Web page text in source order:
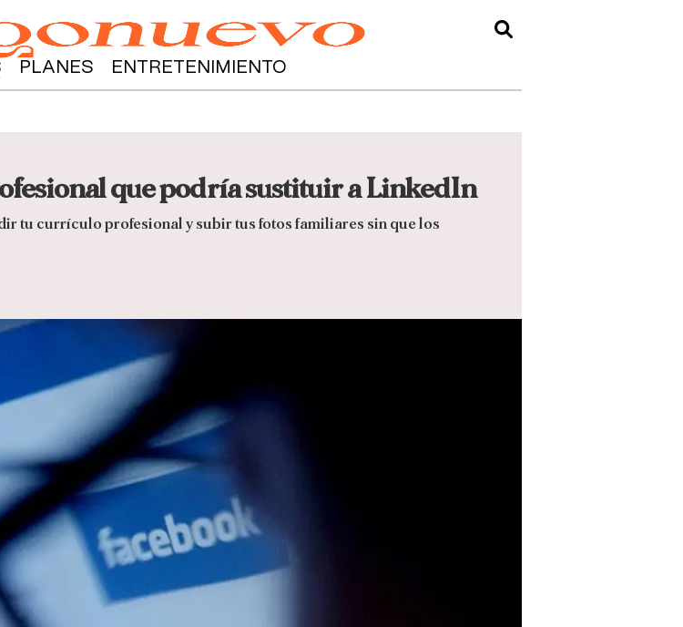
PLANES ENTRETENIMIENTO
que podría sustituir a LinkedIn
tu currículo profesional y subir tus fotos familiares sin que los